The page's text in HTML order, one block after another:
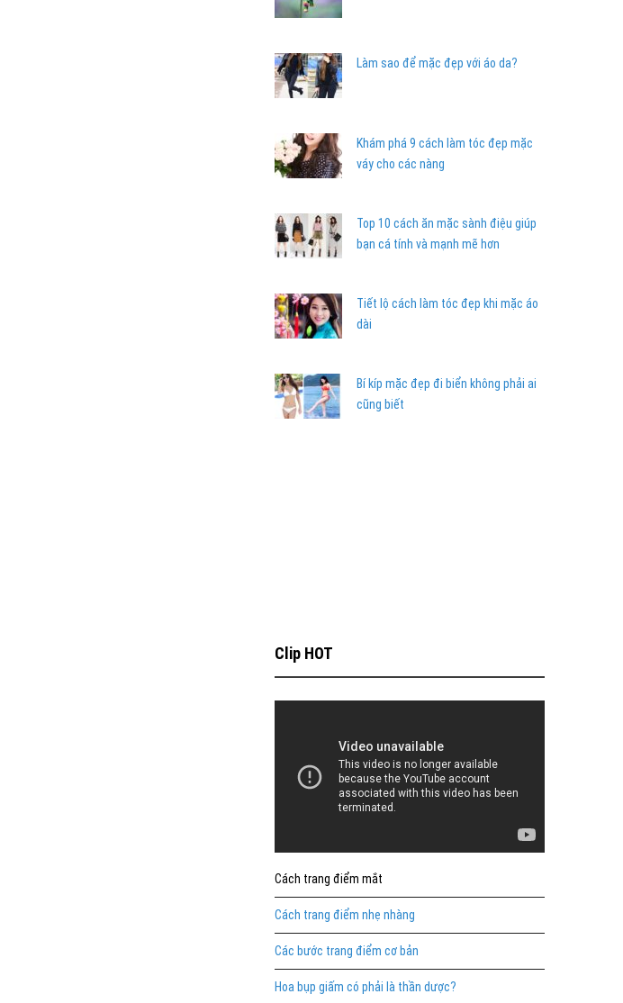
Làm sao để mặc đẹp với áo da?
Khám phá 9 cách làm tóc đẹp mặc
váy cho các nàng
Top 10 cách ăn mặc sành điệu giúp
bạn cá tính và mạnh mẽ hơn
Tiết lộ cách làm tóc đẹp khi mặc áo
dài
Bí kíp mặc đẹp đi biển không phải ai
cũng biết
Clip HOT
Cách trang điểm mắt
Cách trang điểm nhẹ nhàng
Các bước trang điểm cơ bản
Hoa bụp giấm có phải là thần dược?